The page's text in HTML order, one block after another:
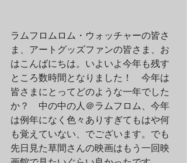
ラムフロムロム・ウォッチャーの皆さ
ま、アートグッズファンの皆さま、お
はこんばにちは。いよいよ今年も残す
ところ数時間となりました！　今年は
皆さまにとってどのような一年でした
か？　中の中の人＠ラムフロム、今年
は例年になく色々ありすぎてもはや何
も覚えていない、でございます。でも
先日見た草間さんの映画はもう一回映